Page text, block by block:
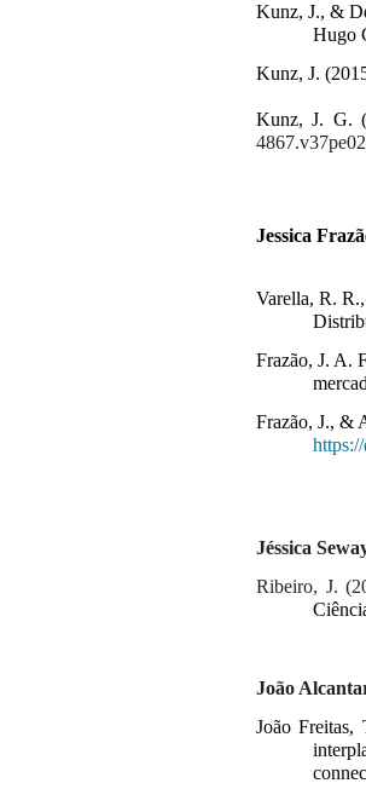
Kunz, J., &
Hugo
Kunz, J.
Kunz, J. G.
Jessica
Varella, R.
Frazão, J. A.
Frazão, J., &
Jéssica
Ribeiro, J.
João
João Freitas,